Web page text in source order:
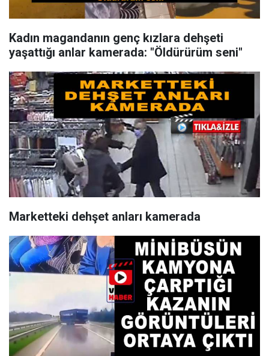
Kadın magandanın genç kızlara dehşeti
yaşattığı anlar kamerada: "Öldürürüm seni"
Marketteki dehşet anları kamerada